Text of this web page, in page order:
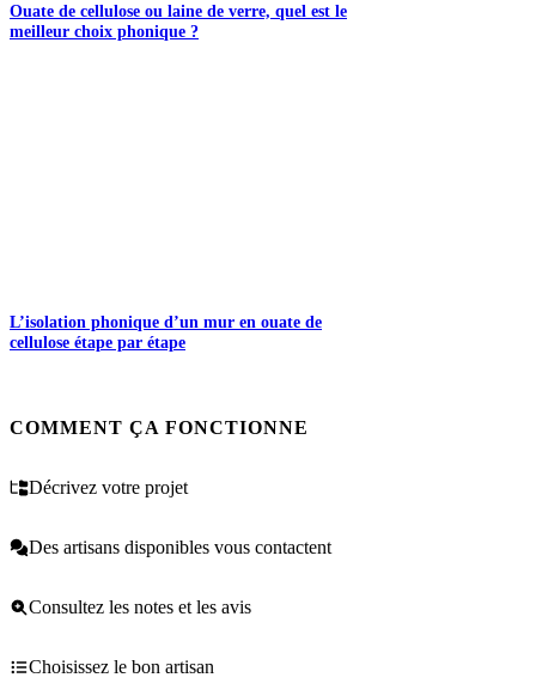
Ouate de cellulose ou laine de verre, quel est le
meilleur choix phonique ?
L’isolation phonique d’un mur en ouate de
cellulose étape par étape
COMMENT ÇA FONCTIONNE
Décrivez votre projet
Des artisans disponibles vous contactent
Consultez les notes et les avis
Choisissez le bon artisan